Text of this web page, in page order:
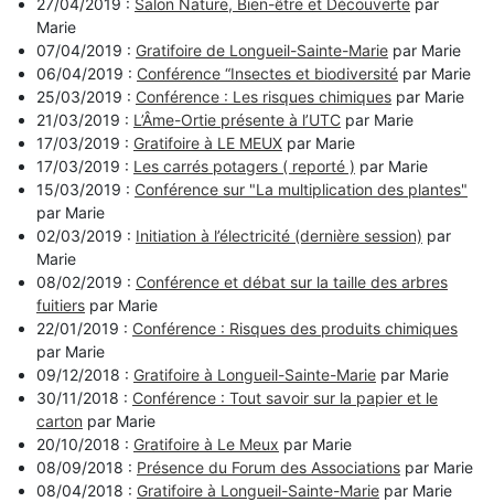
Marie
07/04/2019 : Gratifoire de Longueil-Sainte-Marie par Marie
06/04/2019 : Conférence “Insectes et biodiversité par Marie
25/03/2019 : Conférence : Les risques chimiques par Marie
21/03/2019 : L’Âme-Ortie présente à l’UTC par Marie
17/03/2019 : Gratifoire à LE MEUX par Marie
17/03/2019 : Les carrés potagers ( reporté ) par Marie
15/03/2019 : Conférence sur "La multiplication des plantes"
par Marie
02/03/2019 : Initiation à l’électricité (dernière session) par
Marie
08/02/2019 : Conférence et débat sur la taille des arbres
fuitiers par Marie
22/01/2019 : Conférence : Risques des produits chimiques
par Marie
09/12/2018 : Gratifoire à Longueil-Sainte-Marie par Marie
30/11/2018 : Conférence : Tout savoir sur la papier et le
carton par Marie
20/10/2018 : Gratifoire à Le Meux par Marie
08/09/2018 : Présence du Forum des Associations par Marie
08/04/2018 : Gratifoire à Longueil-Sainte-Marie par Marie